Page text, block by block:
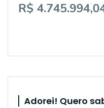
R$
Adorei! Quero